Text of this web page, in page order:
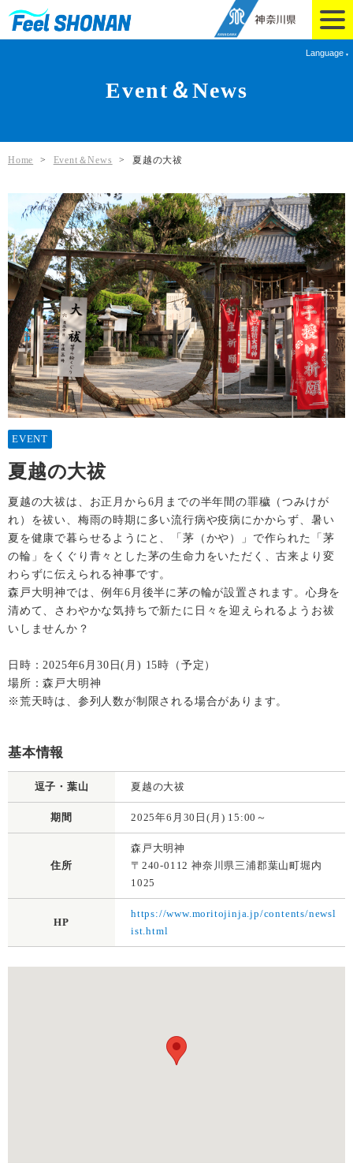
Language
Event＆News
Home > Event＆News > 夏越の大祓
EVENT
夏越の大祓
夏越の大祓は、お正月から6月までの半年間の罪穢（つみけが
れ）を祓い、梅雨の時期に多い流行病や疫病にかからず、暑い
夏を健康で暮らせるようにと、「茅（かや）」で作られた「茅
の輪」をくぐり青々とした茅の生命力をいただく、古来より変
わらずに伝えられる神事です。
森戸大明神では、例年6月後半に茅の輪が設置されます。心身を
清めて、さわやかな気持ちで新たに日々を迎えられるようお祓
いしませんか？
日時：2025年6月30日(月) 15時（予定）
場所：森戸大明神
※荒天時は、参列人数が制限される場合があります。
基本情報
逗子・葉山 夏越の大祓
期間 2025年6月30日(月) 15:00～
住所
森戸大明神
〒240-0112 神奈川県三浦郡葉山町堀内
1025
HP
https://www.moritojinja.jp/contents/newsl
ist.html